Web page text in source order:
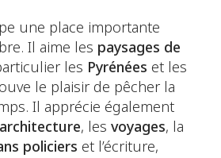
une place importante
Il aime les paysages de
les Pyrénées et les
le plaisir de pêcher la
Il apprécie également
architecture, les voyages, la
policiers et l’écriture,